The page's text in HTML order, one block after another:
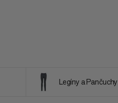
Legíny a Pančuchy